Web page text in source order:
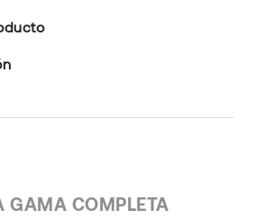
GAMA COMPLETA